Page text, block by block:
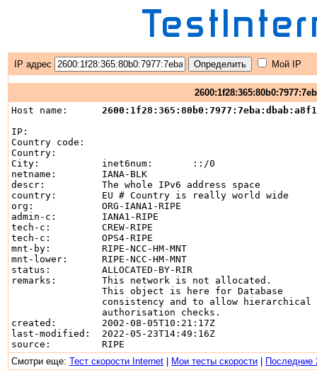
IP адрес Мой IP
Host name: 2600:1f28:365:80b0:7977:7eba:dbab:a8f1
IP:
Country code:
Country:
City:		inet6num:       ::/0
netname:        IANA-BLK
descr:          The whole IPv6 address space
country:        EU # Country is really world wide
org:            ORG-IANA1-RIPE
admin-c:        IANA1-RIPE
tech-c:         CREW-RIPE
tech-c:         OPS4-RIPE
mnt-by:         RIPE-NCC-HM-MNT
mnt-lower:      RIPE-NCC-HM-MNT
status:         ALLOCATED-BY-RIR
remarks:        This network is not allocated.
This object is here for Database
consistency and to allow hierarchical
authorisation checks.
created:        2002-08-05T10:21:17Z
last-modified:  2022-05-23T14:49:16Z
Смотри еще: Тест скорости Internet Мои тесты скорости Последние